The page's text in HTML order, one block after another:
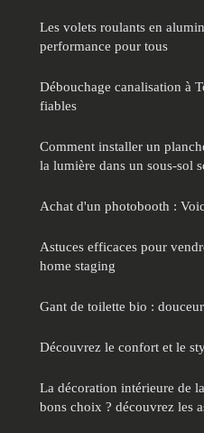
Les volets roulants en
performance pour tous
Débouchage canalisation à
fiables
Comment installer un
la lumière dans un sous-sol
Achat d'un photobooth :
Astuces efficaces pour
home staging
Gant de toilette bio :
Découvrez le confort et le
La décoration intérieure de
bons choix ? découvrez les